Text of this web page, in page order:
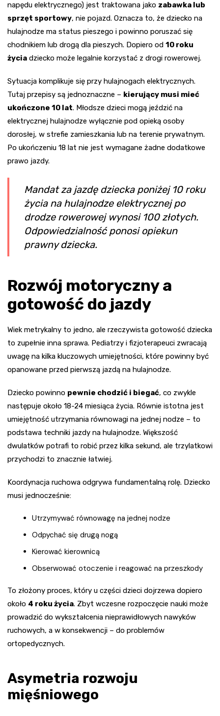
napędu elektrycznego) jest traktowana jako zabawka lub
sprzęt sportowy, nie pojazd. Oznacza to, że dziecko na
hulajnodze ma status pieszego i powinno poruszać się
chodnikiem lub drogą dla pieszych. Dopiero od 10 roku
życia dziecko może legalnie korzystać z drogi rowerowej.
Sytuacja komplikuje się przy hulajnogach elektrycznych.
Tutaj przepisy są jednoznaczne – kierujący musi mieć
ukończone 10 lat. Młodsze dzieci mogą jeździć na
elektrycznej hulajnodze wyłącznie pod opieką osoby
dorosłej, w strefie zamieszkania lub na terenie prywatnym.
Po ukończeniu 18 lat nie jest wymagane żadne dodatkowe
prawo jazdy.
Mandat za jazdę dziecka poniżej 10 roku
życia na hulajnodze elektrycznej po
drodze rowerowej wynosi 100 złotych.
Odpowiedzialność ponosi opiekun
prawny dziecka.
Rozwój motoryczny a
gotowość do jazdy
Wiek metrykalny to jedno, ale rzeczywista gotowość dziecka
to zupełnie inna sprawa. Pediatrzy i fizjoterapeuci zwracają
uwagę na kilka kluczowych umiejętności, które powinny być
opanowane przed pierwszą jazdą na hulajnodze.
Dziecko powinno pewnie chodzić i biegać, co zwykle
następuje około 18-24 miesiąca życia. Równie istotna jest
umiejętność utrzymania równowagi na jednej nodze – to
podstawa techniki jazdy na hulajnodze. Większość
dwulatków potrafi to robić przez kilka sekund, ale trzylatkowi
przychodzi to znacznie łatwiej.
Koordynacja ruchowa odgrywa fundamentalną rolę. Dziecko
musi jednocześnie:
Utrzymywać równowagę na jednej nodze
Odpychać się drugą nogą
Kierować kierownicą
Obserwować otoczenie i reagować na przeszkody
To złożony proces, który u części dzieci dojrzewa dopiero
około 4 roku życia. Zbyt wczesne rozpoczęcie nauki może
prowadzić do wykształcenia nieprawidłowych nawyków
ruchowych, a w konsekwencji – do problemów
ortopedycznych.
Asymetria rozwoju
mięśniowego